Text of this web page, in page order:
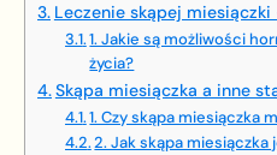
Leczenie skąpej
1. Jakie są możliwości
życia?
Skąpa miesiączka a inne
1. Czy skąpa miesiączka
2. Jak skąpa miesiączka